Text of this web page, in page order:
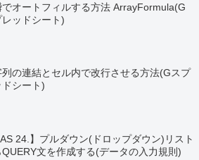
でオートフィルする方法 ArrayFormula(G
レッドシート)
列の連結とセル内で改行させる方法(Gスプ
ドシート)
24.】プルダウン(ドロップダウン)リスト
QUERY文を作成する(データの入力規則)